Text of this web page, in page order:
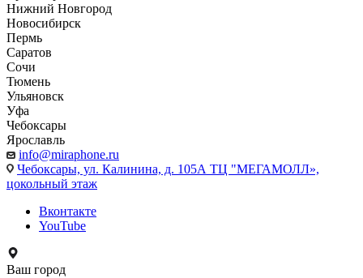
Нижний Новгород
Новосибирск
Пермь
Саратов
Сочи
Тюмень
Ульяновск
Уфа
Чебоксары
Ярославль
info@miraphone.ru
Чебоксары, ул. Калинина, д. 105А ТЦ "МЕГАМОЛЛ»,
цокольный этаж
Вконтакте
YouTube
Ваш город